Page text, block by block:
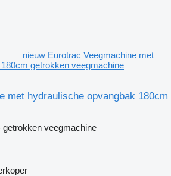
nieuw Eurotrac Veegmachine met
getrokken veegmachine
met hydraulische opvangbak 180cm
getrokken veegmachine